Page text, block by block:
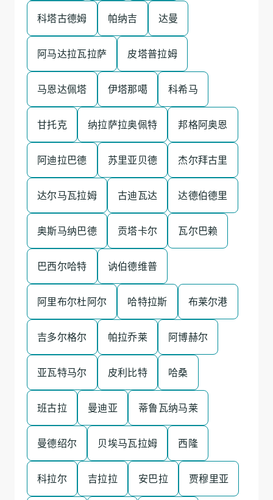
科塔古德姆 帕纳吉 达曼
阿马达拉瓦拉萨 皮塔普拉姆
马恩达佩塔 伊塔那噶 科希马
甘托克 纳拉萨拉奥佩特 邦格阿奥恩
阿迪拉巴德 苏里亚贝德 杰尔拜古里
达尔马瓦拉姆 古迪瓦达 达德伯德里
奥斯马纳巴德 贡塔卡尔 瓦尔巴赖
巴西尔哈特 讷伯德维普
阿里布尔杜阿尔 哈特拉斯 布莱尔港
吉多尔格尔 帕拉乔莱 阿博赫尔
亚瓦特马尔 皮利比特 哈桑
班古拉 曼迪亚 蒂鲁瓦纳马莱
曼德绍尔 贝埃马瓦拉姆 西隆
科拉尔 吉拉拉 安巴拉 贾穆里亚